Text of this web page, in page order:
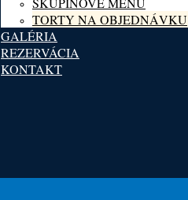
TORTY NA OBJEDNÁVKU
GALÉRIA
REZERVÁCIA
KONTAKT